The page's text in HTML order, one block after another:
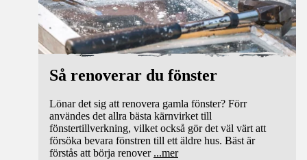
Så renoverar du fönster
Lönar det sig att renovera gamla fönster? Förr
användes det allra bästa kärnvirket till
fönstertillverkning, vilket också gör det väl värt att
försöka bevara fönstren till ett äldre hus. Bäst är
förstås att börja renover ...mer